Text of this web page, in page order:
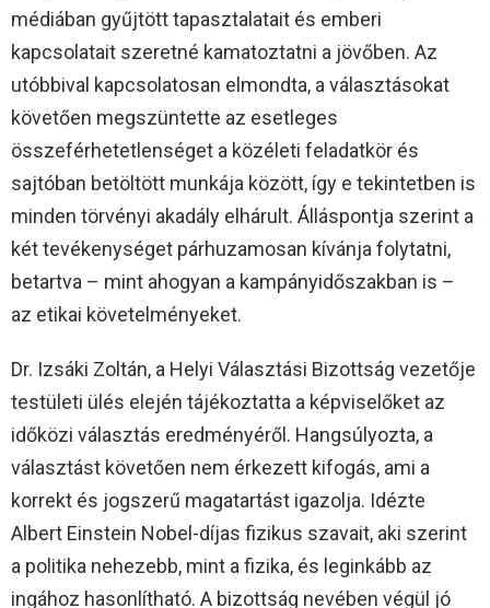
médiában gyűjtött tapasztalatait és emberi
kapcsolatait szeretné kamatoztatni a jövőben. Az
utóbbival kapcsolatosan elmondta, a választásokat
követően megszüntette az esetleges
összeférhetetlenséget a közéleti feladatkör és
sajtóban betöltött munkája között, így e tekintetben is
minden törvényi akadály elhárult. Álláspontja szerint a
két tevékenységet párhuzamosan kívánja folytatni,
betartva – mint ahogyan a kampányidőszakban is –
az etikai követelményeket.
Dr. Izsáki Zoltán, a Helyi Választási Bizottság vezetője
testületi ülés elején tájékoztatta a képviselőket az
időközi választás eredményéről. Hangsúlyozta, a
választást követően nem érkezett kifogás, ami a
korrekt és jogszerű magatartást igazolja. Idézte
Albert Einstein Nobel-díjas fizikus szavait, aki szerint
a politika nehezebb, mint a fizika, és leginkább az
ingához hasonlítható. A bizottság nevében végül jó